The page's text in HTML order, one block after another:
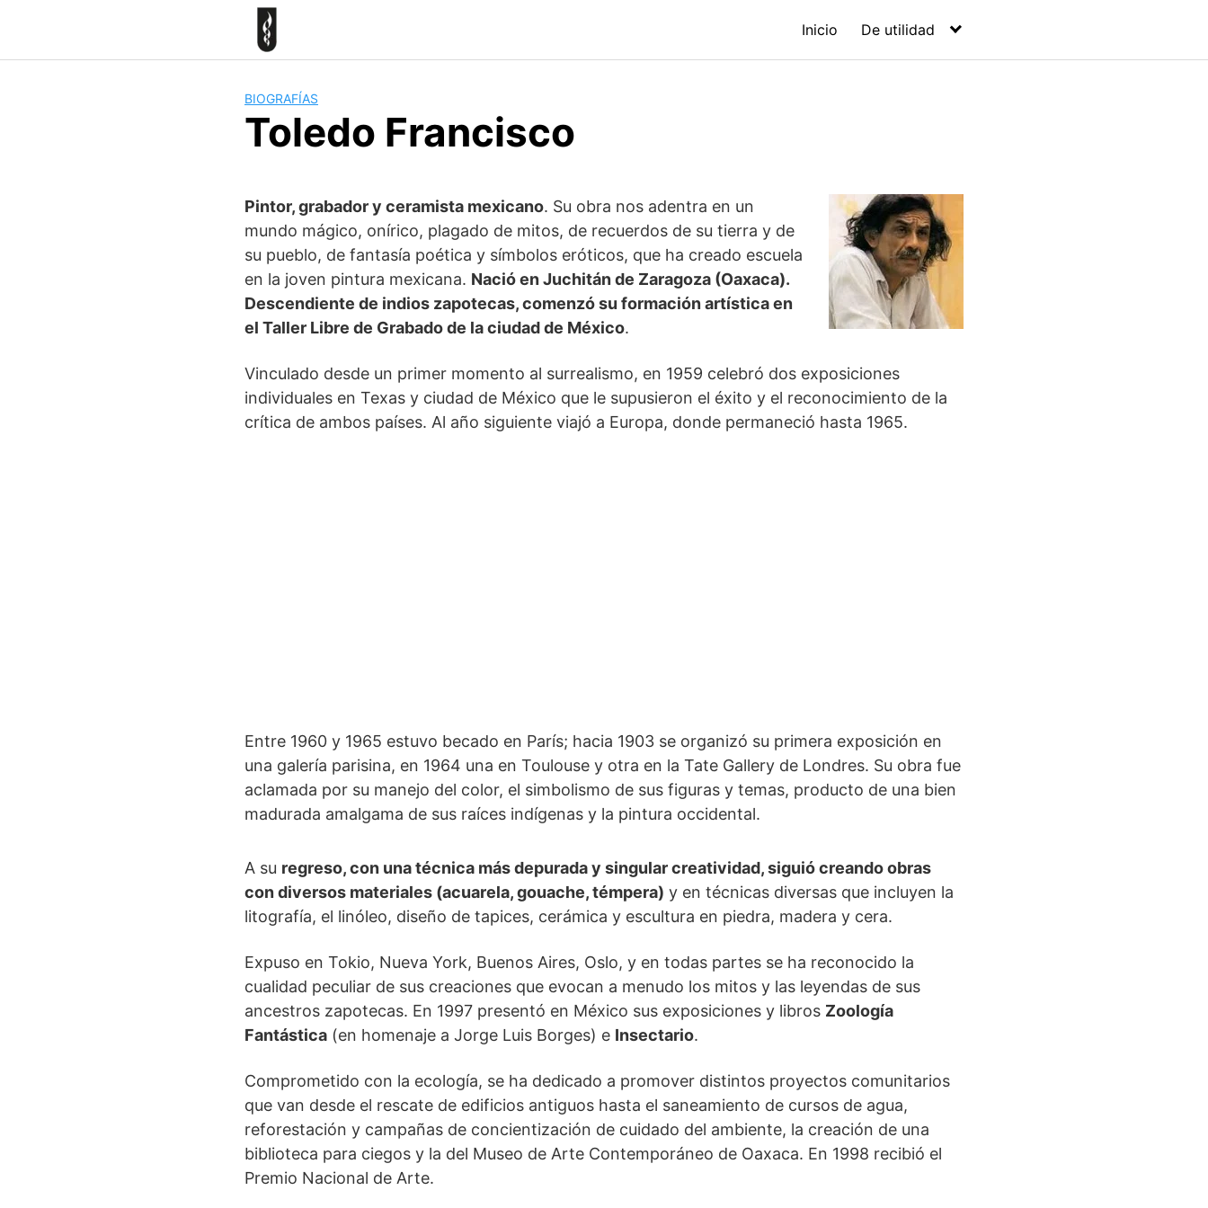
Inicio De utilidad
BIOGRAFÍAS
Toledo Francisco
Pintor, grabador y ceramista mexicano. Su obra nos adentra en un
mundo mágico, onírico, plagado de mitos, de recuerdos de su tierra y de
su pueblo, de fantasía poética y símbolos eróticos, que ha creado escuela
en la joven pintura mexicana. Nació en Juchitán de Zaragoza (Oaxaca).
Descendiente de indios zapotecas, comenzó su formación artística en
el Taller Libre de Grabado de la ciudad de México.
Vinculado desde un primer momento al surrealismo, en 1959 celebró dos exposiciones
individuales en Texas y ciudad de México que le supusieron el éxito y el reconocimiento de la
crítica de ambos países. Al año siguiente viajó a Europa, donde permaneció hasta 1965.
Entre 1960 y 1965 estuvo becado en París; hacia 1903 se organizó su primera exposición en
una galería parisina, en 1964 una en Toulouse y otra en la Tate Gallery de Londres. Su obra fue
aclamada por su manejo del color, el simbolismo de sus figuras y temas, producto de una bien
madurada amalgama de sus raíces indígenas y la pintura occidental.
A su regreso, con una técnica más depurada y singular creatividad, siguió creando obras
con diversos materiales (acuarela, gouache, témpera) y en técnicas diversas que incluyen la
litografía, el linóleo, diseño de tapices, cerámica y escultura en piedra, madera y cera.
Expuso en Tokio, Nueva York, Buenos Aires, Oslo, y en todas partes se ha reconocido la
cualidad peculiar de sus creaciones que evocan a menudo los mitos y las leyendas de sus
ancestros zapotecas. En 1997 presentó en México sus exposiciones y libros Zoología
Fantástica (en homenaje a Jorge Luis Borges) e Insectario.
Comprometido con la ecología, se ha dedicado a promover distintos proyectos comunitarios
que van desde el rescate de edificios antiguos hasta el saneamiento de cursos de agua,
reforestación y campañas de concientización de cuidado del ambiente, la creación de una
biblioteca para ciegos y la del Museo de Arte Contemporáneo de Oaxaca. En 1998 recibió el
Premio Nacional de Arte.